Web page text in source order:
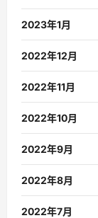
2023年1月
2022年12月
2022年11月
2022年10月
2022年9月
2022年8月
2022年7月